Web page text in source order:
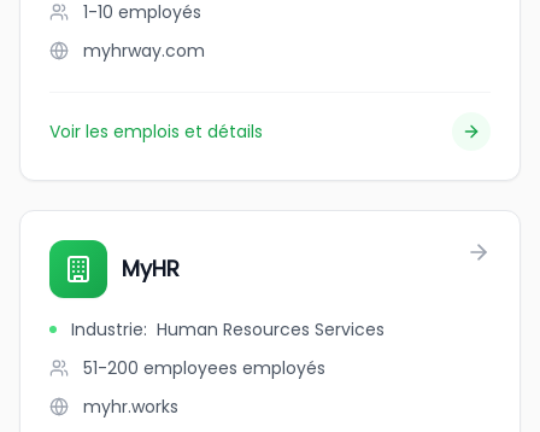
1-10 employés
myhrway.com
Voir les emplois et détails
MyHR
Industrie: Human Resources Services
51-200 employees employés
myhr.works